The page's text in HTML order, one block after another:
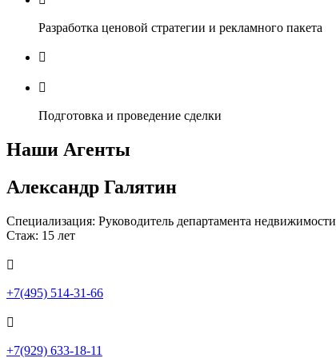
Разработка ценовой стратегии и рекламного пакета


Подготовка и проведение сделки
Наши Агенты
Александр Галятин
Специализация: Руководитель департамента недвижимости
Стаж: 15 лет

+7(495) 514-31-66

+7(929) 633-18-11